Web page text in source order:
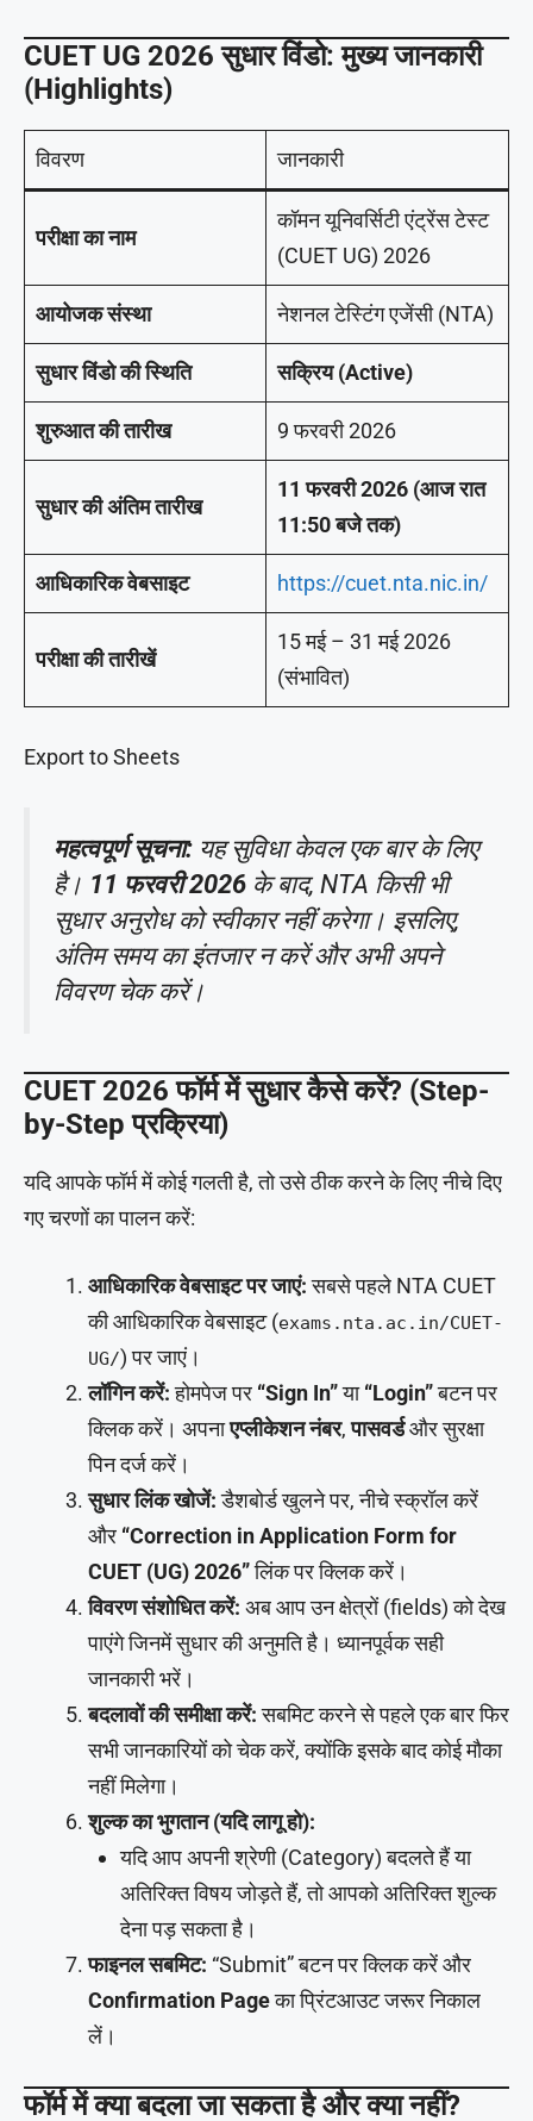
CUET UG 2026 सुधार विंडो: मुख्य जानकारी
(Highlights)
विवरण जानकारी
परीक्षा का नाम
कॉमन यूनिवर्सिटी एंट्रेंस टेस्ट
(CUET UG) 2026
आयोजक संस्था नेशनल टेस्टिंग एजेंसी (NTA)
सुधार विंडो की स्थिति सक्रिय (Active)
शुरुआत की तारीख 9 फरवरी 2026
सुधार की अंतिम तारीख
11 फरवरी 2026 (आज रात
11:50 बजे तक)
आधिकारिक वेबसाइट https://cuet.nta.nic.in/
परीक्षा की तारीखें
15 मई – 31 मई 2026
(संभावित)
Export to Sheets
महत्वपूर्ण सूचना: यह सुविधा केवल एक बार के लिए
है। 11 फरवरी 2026 के बाद, NTA किसी भी
सुधार अनुरोध को स्वीकार नहीं करेगा। इसलिए,
अंतिम समय का इंतजार न करें और अभी अपने
विवरण चेक करें।
CUET 2026 फॉर्म में सुधार कैसे करें? (Step-
by-Step प्रक्रिया)
यदि आपके फॉर्म में कोई गलती है, तो उसे ठीक करने के लिए नीचे दिए
गए चरणों का पालन करें:
आधिकारिक वेबसाइट पर जाएं:सबसे पहले NTA CUET
की आधिकारिक वेबसाइट (exams.nta.ac.in/CUET-
UG/) पर जाएं।
लॉगिन करें:होमपेज पर “Sign In”या“Login”बटन पर
क्लिक करें। अपनाएप्लीकेशन नंबर,पासवर्डऔर सुरक्षा
पिन दर्ज करें।
सुधार लिंक खोजें:डैशबोर्ड खुलने पर, नीचे स्क्रॉल करें
और “Correction in Application Form for
CUET (UG) 2026”लिंक पर क्लिक करें।
विवरण संशोधित करें: अब आप उन क्षेत्रों (fields) को देख
पाएंगे जिनमें सुधार की अनुमति है। ध्यानपूर्वक सही
जानकारी भरें।
बदलावों की समीक्षा करें:सबमिट करने से पहले एक बार फिर
सभी जानकारियों को चेक करें, क्योंकि इसके बाद कोई मौका
नहीं मिलेगा।
शुल्क का भुगतान (यदि लागू हो):
यदि आप अपनी श्रेणी (Category) बदलते हैं या
अतिरिक्त विषय जोड़ते हैं, तो आपको अतिरिक्त शुल्क
देना पड़ सकता है।
फाइनल सबमिट: “Submit” बटन पर क्लिक करें और
Confirmation Pageका प्रिंटआउट जरूर निकाल
लें।
फॉर्म में क्या बदला जा सकता है और क्या नहीं?